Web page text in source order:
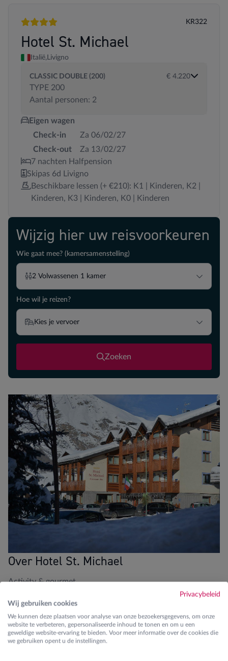
Privacybeleid
Wij gebruiken cookies
We kunnen deze plaatsen voor analyse van onze bezoekersgegevens, om onze
website te verbeteren, gepersonaliseerde inhoud te tonen en om u een
geweldige website-ervaring te bieden. Voor meer informatie over de cookies die
we gebruiken opent u de instellingen.
4 sterren
KR322
Hotel St. Michael
Italië, Livigno
CLASSIC DOUBLE (200)
TYPE 200
Aantal personen: 2
€ 4.220
Eigen wagen
Check-in
Za 06/02/27
Check-out
Za 13/02/27
7 nachten Halfpension
Skipas 6d Livigno
Beschikbare lessen (+ €210): K1 | Kinderen, K2 |
Kinderen, K3 | Kinderen, K0 | Kinderen
Wijzig hier uw reisvoorkeuren
Wie gaat mee? (kamersamenstelling)
2 Volwassenen 1 kamer
Hoe wil je reizen?
Kies je vervoer
Zoeken
Over Hotel St. Michael
Activity & gourmet
Blikvangers
Op wandelafstand van de liften